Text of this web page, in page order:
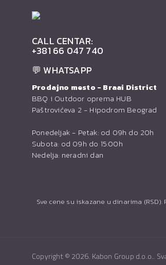
CALL CENTAR:
+381 66 047 740
💬 WHATSAPP
Prodajno mesto - Braai District
BBQ i Outdoor oprema HUB
Paštrovićeva 2 - Hipodrom Beograd
Ponedeljak - Petak: od 09h do 20h
Subota: od 09h do 15:00h
Nedelja: neradni dan
Sve cene su iskazane u dinarima
Copyright © 2026. Kabon Group d.o.o..